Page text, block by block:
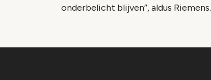
onderbelicht blijven”, aldus Riemens.